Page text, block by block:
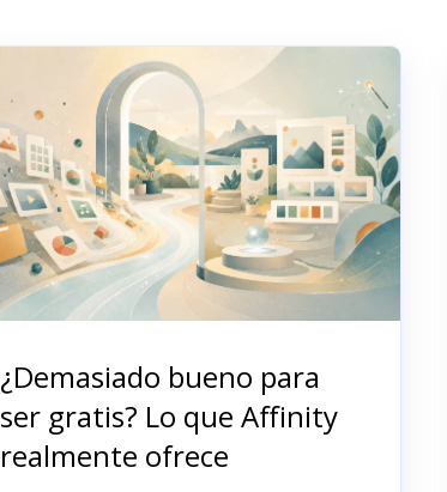
¿Demasiado bueno para
ser gratis? Lo que Affinity
realmente ofrece